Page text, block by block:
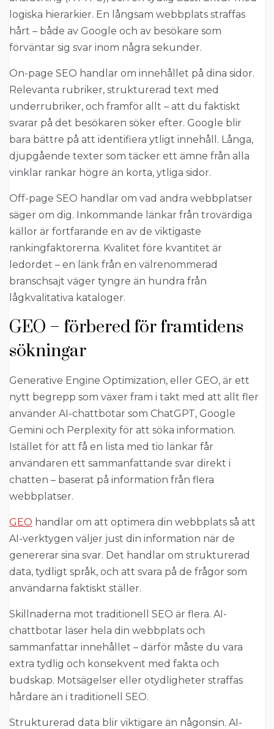
logiska hierarkier. En långsam webbplats straffas
hårt – både av Google och av besökare som
förväntar sig svar inom några sekunder.
On-page SEO handlar om innehållet på dina sidor.
Relevanta rubriker, strukturerad text med
underrubriker, och framför allt – att du faktiskt
svarar på det besökaren söker efter. Google blir
bara bättre på att identifiera ytligt innehåll. Långa,
djupgående texter som täcker ett ämne från alla
vinklar rankar högre än korta, ytliga sidor.
Off-page SEO handlar om vad andra webbplatser
säger om dig. Inkommande länkar från trovärdiga
källor är fortfarande en av de viktigaste
rankingfaktorerna. Kvalitet före kvantitet är
ledordet – en länk från en välrenommerad
branschsajt väger tyngre än hundra från
lågkvalitativa kataloger.
GEO – förbered för framtidens
sökningar
Generative Engine Optimization, eller GEO, är ett
nytt begrepp som växer fram i takt med att allt fler
använder AI-chattbotar som ChatGPT, Google
Gemini och Perplexity för att söka information.
Istället för att få en lista med tio länkar får
användaren ett sammanfattande svar direkt i
chatten – baserat på information från flera
webbplatser.
GEO handlar om att optimera din webbplats så att
AI-verktygen väljer just din information när de
genererar sina svar. Det handlar om strukturerad
data, tydligt språk, och att svara på de frågor som
användarna faktiskt ställer.
Skillnaderna mot traditionell SEO är flera. AI-
chattbotar läser hela din webbplats och
sammanfattar innehållet – därför måste du vara
extra tydlig och konsekvent med fakta och
budskap. Motsägelser eller otydligheter straffas
hårdare än i traditionell SEO.
Strukturerad data blir viktigare än någonsin. AI-